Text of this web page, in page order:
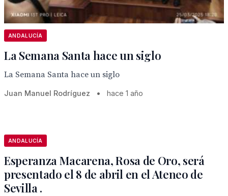
ANDALUCÍA
La Semana Santa hace un siglo
La Semana Santa hace un siglo
Juan Manuel Rodríguez • hace 1 año
ANDALUCÍA
Esperanza Macarena, Rosa de Oro, será
presentado el 8 de abril en el Ateneo de
Sevilla .